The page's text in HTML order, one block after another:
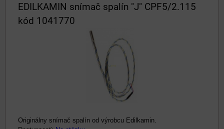
EDILKAMIN snímač spalín "J" CPF5/2.115
kód 1041770
Originálny snímač spalín od výrobcu Edilkamin.